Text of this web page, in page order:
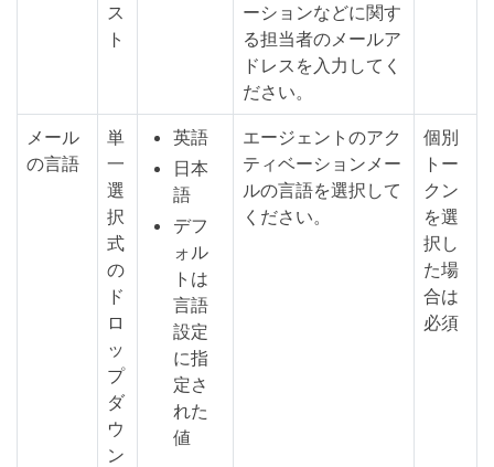
ス
ト
ーションなどに関す
る担当者のメールア
ドレスを入力してく
ださい。
メール
の言語
単
一
選
択
式
の
ド
ロ
ッ
プ
ダ
ウ
ン
英語
日本
語
デフ
ォル
トは
言語
設定
に指
定さ
れた
値
エージェントのアク
ティベーションメー
ルの言語を選択して
ください。
個別
トー
クン
を選
択し
た場
合は
必須